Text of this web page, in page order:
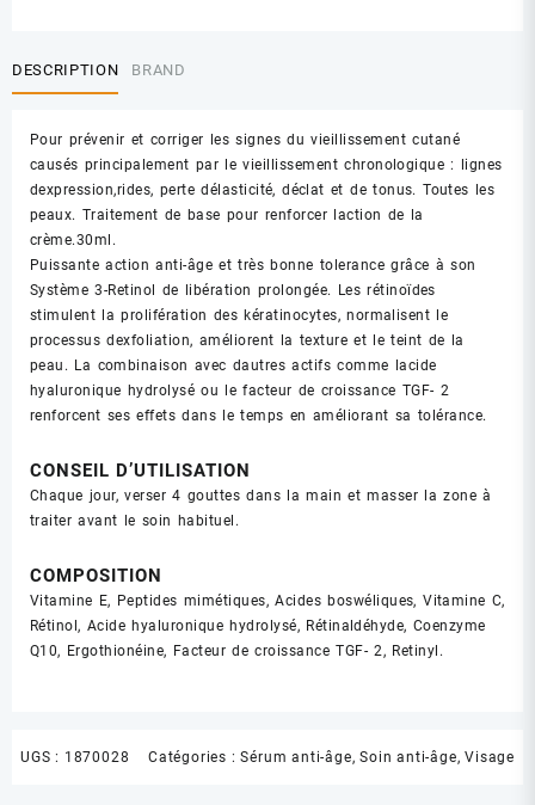
DESCRIPTION BRAND
Pour prévenir et corriger les signes du vieillissement cutané
causés principalement par le vieillissement chronologique : lignes
dexpression,rides, perte délasticité, déclat et de tonus. Toutes les
peaux. Traitement de base pour renforcer laction de la
crème.30ml.
Puissante action anti-âge et très bonne tolerance grâce à son
Système 3-Retinol de libération prolongée. Les rétinoïdes
stimulent la prolifération des kératinocytes, normalisent le
processus dexfoliation, améliorent la texture et le teint de la
peau. La combinaison avec dautres actifs comme lacide
hyaluronique hydrolysé ou le facteur de croissance TGF- 2
renforcent ses effets dans le temps en améliorant sa tolérance.
CONSEIL D’UTILISATION
Chaque jour, verser 4 gouttes dans la main et masser la zone à
traiter avant le soin habituel.
COMPOSITION
Vitamine E, Peptides mimétiques, Acides boswéliques, Vitamine C,
Rétinol, Acide hyaluronique hydrolysé, Rétinaldéhyde, Coenzyme
Q10, Ergothionéine, Facteur de croissance TGF- 2, Retinyl.
UGS : 1870028 Catégories :Sérum anti-âge,Soin anti-âge,Visage